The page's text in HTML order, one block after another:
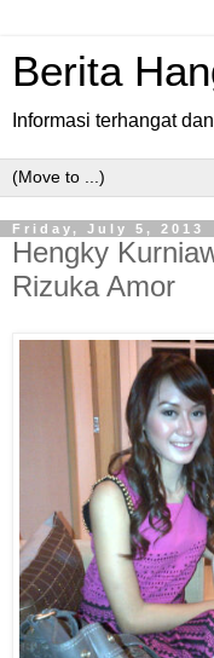
Berita
Informasi terhangat
Friday, July 5, 2013
Hengky
Rizuka Amor